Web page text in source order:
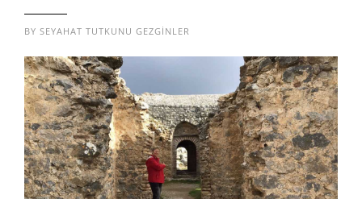
BY SEYAHAT TUTKUNU GEZGINLER